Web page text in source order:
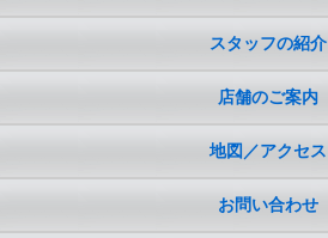
スタッフの紹介
店舗のご案内
地図／アクセス
お問い合わせ